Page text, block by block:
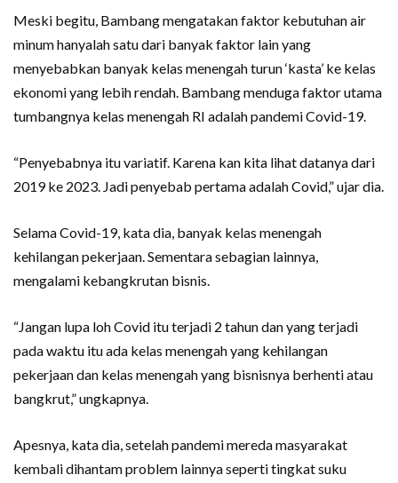
Meski begitu, Bambang mengatakan faktor kebutuhan air
minum hanyalah satu dari banyak faktor lain yang
menyebabkan banyak kelas menengah turun ‘kasta’ ke kelas
ekonomi yang lebih rendah. Bambang menduga faktor utama
tumbangnya kelas menengah RI adalah pandemi Covid-19.
“Penyebabnya itu variatif. Karena kan kita lihat datanya dari
2019 ke 2023. Jadi penyebab pertama adalah Covid,” ujar dia.
Selama Covid-19, kata dia, banyak kelas menengah
kehilangan pekerjaan. Sementara sebagian lainnya,
mengalami kebangkrutan bisnis.
“Jangan lupa loh Covid itu terjadi 2 tahun dan yang terjadi
pada waktu itu ada kelas menengah yang kehilangan
pekerjaan dan kelas menengah yang bisnisnya berhenti atau
bangkrut,” ungkapnya.
Apesnya, kata dia, setelah pandemi mereda masyarakat
kembali dihantam problem lainnya seperti tingkat suku